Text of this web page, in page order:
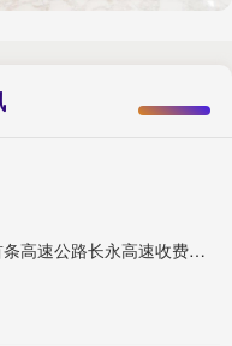
同花配资 湖南首条高速公路长永高速收费到期，收费期限截止11月1日，全国还有这些高速公路免费